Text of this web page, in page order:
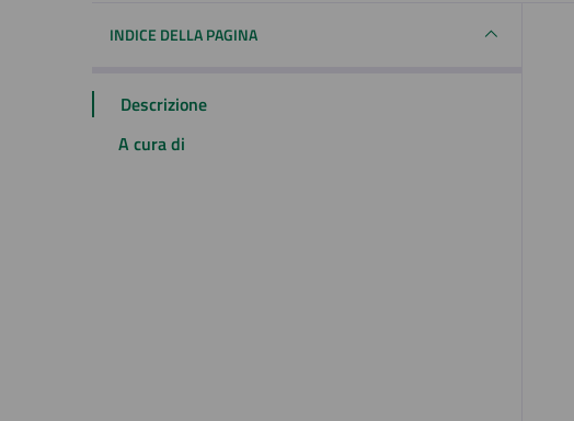
INDICE DELLA PAGINA
Descrizione
A cura di